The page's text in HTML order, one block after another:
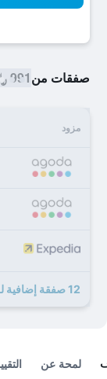
صفقات من991 ﷼
مزود
12 صفقة إضافية لـ فندق الريجنسي الكويت
لمحة عن